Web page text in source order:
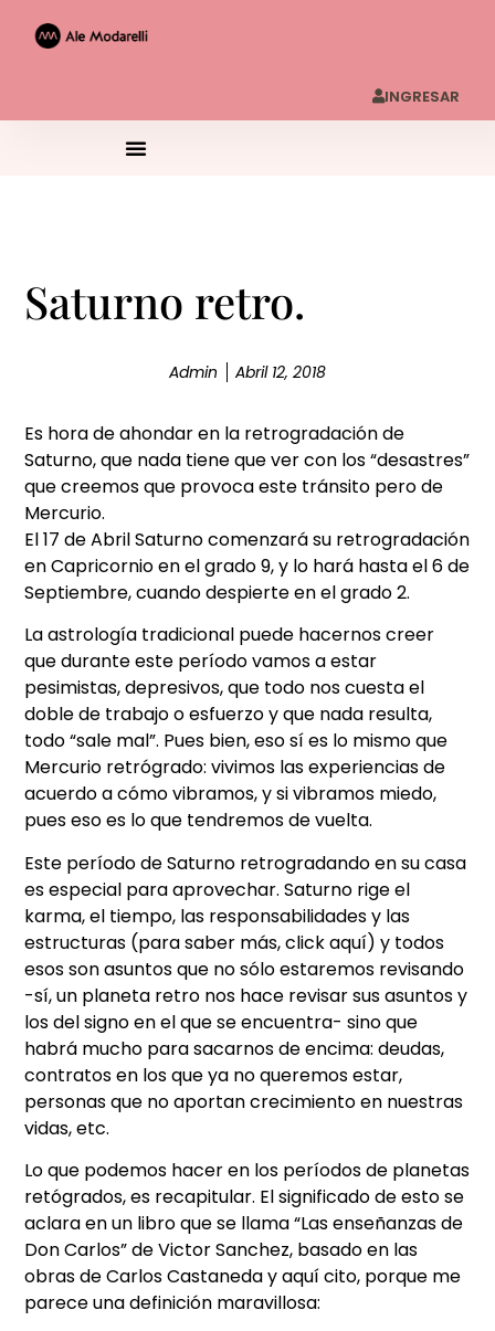
INGRESAR
Saturno retro.
Admin Abril 12, 2018
Es hora de ahondar en la retrogradación de
Saturno, que nada tiene que ver con los “desastres”
que creemos que provoca este tránsito pero de
Mercurio.
El 17 de Abril Saturno comenzará su retrogradación
en Capricornio en el grado 9, y lo hará hasta el 6 de
Septiembre, cuando despierte en el grado 2.
La astrología tradicional puede hacernos creer
que durante este período vamos a estar
pesimistas, depresivos, que todo nos cuesta el
doble de trabajo o esfuerzo y que nada resulta,
todo “sale mal”. Pues bien, eso sí es lo mismo que
Mercurio retrógrado: vivimos las experiencias de
acuerdo a cómo vibramos, y si vibramos miedo,
pues eso es lo que tendremos de vuelta.
Este período de Saturno retrogradando en su casa
es especial para aprovechar. Saturno rige el
karma, el tiempo, las responsabilidades y las
estructuras (para saber más, click aquí) y todos
esos son asuntos que no sólo estaremos revisando
-sí, un planeta retro nos hace revisar sus asuntos y
los del signo en el que se encuentra- sino que
habrá mucho para sacarnos de encima: deudas,
contratos en los que ya no queremos estar,
personas que no aportan crecimiento en nuestras
vidas, etc.
Lo que podemos hacer en los períodos de planetas
retógrados, es recapitular. El significado de esto se
aclara en un libro que se llama “Las enseñanzas de
Don Carlos” de Victor Sanchez, basado en las
obras de Carlos Castaneda y aquí cito, porque me
parece una definición maravillosa: